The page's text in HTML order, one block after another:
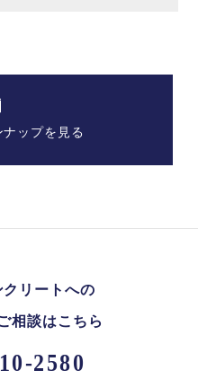
ップを見る
リートへの
相談はこちら
2580